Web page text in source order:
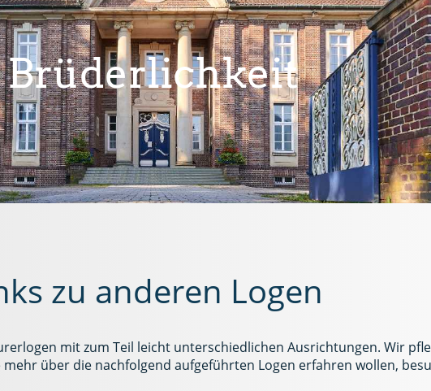
Brüderlichkeit
zu anderen Logen
mit zum Teil leicht unterschiedlichen Ausrichtungen. Wir
über die nachfolgend aufgeführten Logen erfahren wollen,